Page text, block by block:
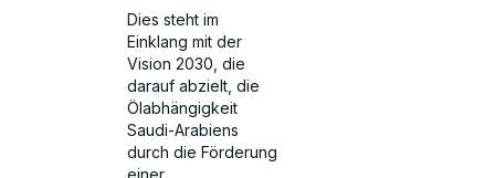
Dies steht im
Einklang mit der
Vision 2030, die
darauf abzielt, die
Ölabhängigkeit
Saudi-Arabiens
durch die Förderung